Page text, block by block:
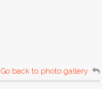
Go back to photo gallery